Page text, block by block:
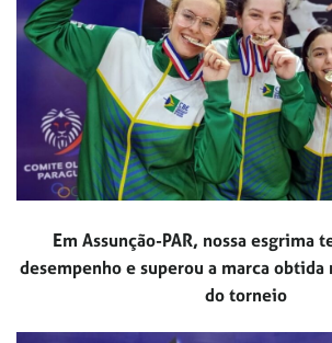
Em Assunção-PAR, nossa esgrima
desempenho e superou a marca
do torneio